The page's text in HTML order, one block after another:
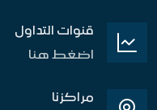
قنوات التداول
اضغط هنا
مراكزنا